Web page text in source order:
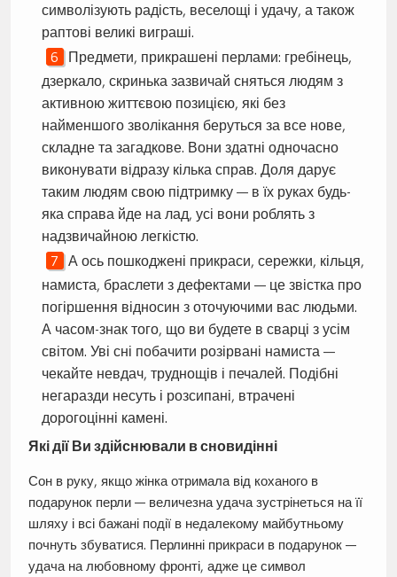
символізують радість, веселощі і удачу, а також
раптові великі виграші.
Предмети, прикрашені перлами: гребінець,
дзеркало, скринька зазвичай сняться людям з
активною життєвою позицією, які без
найменшого зволікання беруться за все нове,
складне та загадкове. Вони здатні одночасно
виконувати відразу кілька справ. Доля дарує
таким людям свою підтримку — в їх руках будь-
яка справа йде на лад, усі вони роблять з
надзвичайною легкістю.
А ось пошкоджені прикраси, сережки, кільця,
намиста, браслети з дефектами — це звістка про
погіршення відносин з оточуючими вас людьми.
А часом-знак того, що ви будете в сварці з усім
світом. Уві сні побачити розірвані намиста —
чекайте невдач, труднощів і печалей. Подібні
негаразди несуть і розсипані, втрачені
дорогоцінні камені.
Які дії Ви здійснювали в сновидінні
Сон в руку, якщо жінка отримала від коханого в
подарунок перли — величезна удача зустрінеться на її
шляху і всі бажані події в недалекому майбутньому
почнуть збуватися. Перлинні прикраси в подарунок —
удача на любовному фронті, адже це символ